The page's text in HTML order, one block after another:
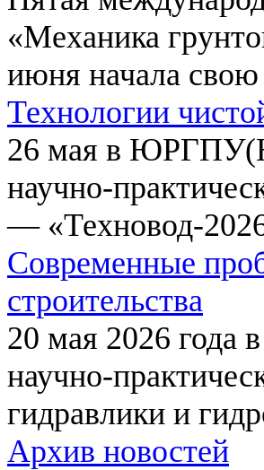
«Механика
июня начала свою
Технологии
26 мая в
научно-
— «Техновод-
Современные
строительства
20 мая 2026
научно-
гидравлики и
Архив новостей